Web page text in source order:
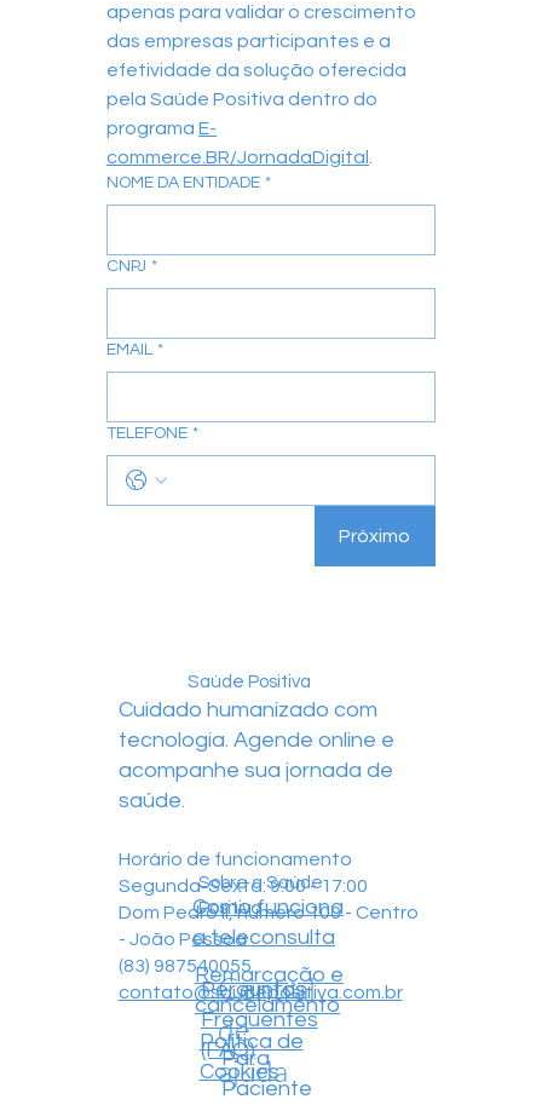
apenas para validar o crescimento
das empresas participantes e a
efetividade da solução oferecida
pela Saúde Positiva dentro do
programa E-
commerce.BR/JornadaDigital
NOME DA ENTIDADE *
CNPJ *
EMAIL *
TELEFONE *
Próximo
Cuidado humanizado com
tecnologia. Agende online e
acompanhe sua jornada de
saúde.
Horário de funcionamento
Segunda-Sexta: 9:00 - 17:00
Dom Pedro II, número 100 - Centro
- João Pessoa
(83) 987540055
contato@saudepositiva.com.br
Sobre a Saúde
Positiva
Central
de
ajuda
Para
Paciente
Perguntas
Frequentes
(FAQ)
Como funciona
a teleconsulta
Remarcação e
cancelamento
Política de
Cookies
Saúde Positiva